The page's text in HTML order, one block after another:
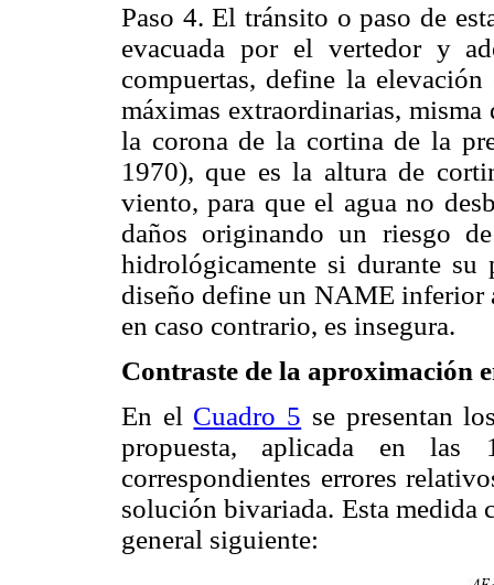
Paso 4. El tránsito o paso de
evacuada por el vertedor y
compuertas, define la
máximas extraordinarias,
la corona de la cortina de la
1970), que es la altura de
viento, para que el agua no
daños originando un riesgo
hidrológicamente si durante
diseño define un NAME inferior
en caso contrario, es insegura.
Contraste de la aproximación
En el Cuadro 5 se presentan
propuesta, aplicada en las
correspondientes errores
solución bivariada. Esta medida
general siguiente: